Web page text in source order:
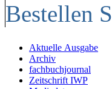
Bestellen
Aktuelle Ausgabe
Archiv
fachbuchjournal
Zeitschrift IWP